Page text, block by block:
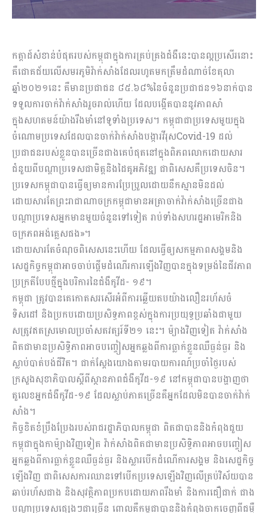
កត្ដាដ៍សំខាន់បំផុតរបស់កម្ពុជាក្នុងការគ្រប់គ្រងជំងឺនេះបានល្អប្រសើរនោះ
គឺជោគជ័យលើសមរភូមិវ៉ាក់សាំងដែលរហូតមកត្រឹមដំណាច់ខែតុលា
ឆ្នាំ២០២១នេះ គឺមានប្រជាជន ៨៥.៦៨%នៃចំនួនប្រជាជន១៦នាក់បាន
ទទួលការចាក់វ៉ាក់សាំងរួចរាល់ហើយ ដែលបង្កើតបាននូវភាពសាំ
ក្នុងសហគមន៍យ៉ាងរឹងមាំនៅទូទាំងប្រទេស។ កម្ពុជាជាប្រទេសមួយក្នុង
ចំណោមប្រទេសដែលបានចាក់វ៉ាក់សាំងបង្ការវីរុសCovid-19 ដល់
ប្រជាជនរបស់ខ្លួនបានច្រើនជាងគេបំផុតនៅក្នុងពិភពលោកដោយសារ
ជំនួយពីបណ្តាប្រទេសជាមិត្តនិងដៃគូអភិវឌ្ឍ ជាពិសេសគឺប្រទេសចិន។
ប្រទេសកម្ពុជាបានធ្វើឲ្យមានការប្រែប្រួលដោយនឹកស្មានមិនដល់
ដោយសារតែព្រះរាជាណាចក្រកម្ពុជាមានអត្រាចាក់វ៉ាក់សាំងច្រើនជាង
បណ្ដាប្រទេសអ្នកមានមួយចំនួនទៅទៀត រាប់ទាំងសហរដ្ឋអាមេរិកនិង
ចក្រភពអង់គ្លេសផង»។
ដោយសារតែចំណុចពិសេសនេះហើយ ដែលធ្វើឲ្យសកម្មភាពសង្គមនិង
សេដ្ឋកិច្ចកម្ពុជាអាចចាប់ផ្តើមដំណើរការឡើងវិញបានក្នុងទម្រង់នៃជីវភាព
ប្រក្រតីបែបថ្មីក្នុងបរិការនៃជំងឺកូវីដ- ១៩។
កម្ពុជា ត្រូវបានគេកោតសរសើរអំពីការឆ្លើយតបយ៉ាងលឿនរហ័សចំ
ទិសដៅ និងប្រកបដោយប្រសិទ្ធភាពខ្ពស់ក្នុងការប្រយុទ្ធប្រឆាំងជាមួយ
សត្រូវឥតស្រមោលប្រចាំសតវត្សរ៍ទី២១ នេះ។ ម៉្យាងវិញទៀត វ៉ាក់សាំង
ពិតជាមានប្រសិទ្ធិភាពអាចបញ្ចៀសអ្នកឆ្លងពីការធ្លាក់ខ្លួនឈឺធ្ងន់ធ្ងរ និង
ស្លាប់បាត់បង់ជីវិត។ ជាក់ស្តែងយោងតាមរបាយការណ៍ប្រចាំថ្ងៃរបស់
ក្រសួងសុខាភិបាលស្តីពីស្ថានភាពជំងឺកូវីដ-១៩ នៅកម្ពុជាបានបង្ហាញថា
តួលេខអ្នកជំងឺកូវីដ-១៩ ដែលស្លាប់ភាគច្រើនគឺអ្នកដែលមិនបានចាក់វ៉ាក់
សាំង។
កិច្ចខិតខំប្រឹងប្រែងរបស់រាជរដ្ឋាភិបាលកម្ពុជា ពិតជាបាននិងកំពុងជួយ
កម្ពុជាក្នុងកាម៉្យាងវិញទៀត វ៉ាក់សាំងពិតជាមានប្រសិទ្ធិភាពអាចបញ្ចៀស
អ្នកឆ្លងពីការធ្លាក់ខ្លួនឈឺធ្ងន់ធ្ងរ និងស្លារបើកដំណើការសង្គម និងសេដ្ឋកិច្ច
ឡើងវិញ ជាពិសេសការឈានទៅបើកប្រទេសឡើងវិញលើគ្រប់វិស័យបាន
ឆាប់រហ័សជាង និងសុវត្ថិភាពប្រកបដោយភាពរឹងមាំ និងការជឿជាក់ ជាង
បណ្តាប្រទេសផ្សេងៗជាច្រើន ពោលគឺកម្ពុជាបាននិងកំពុងចាកចេញពីជម្ងឺ